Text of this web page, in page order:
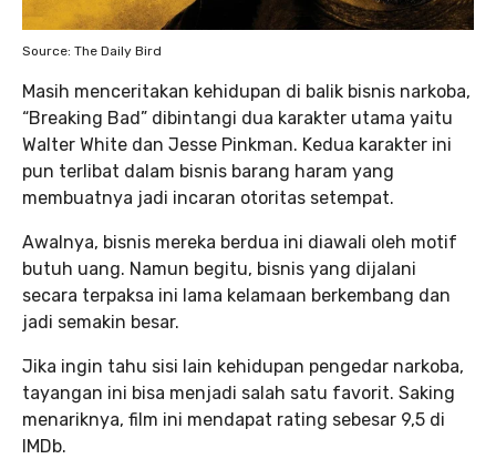
Source: The Daily Bird
Masih menceritakan kehidupan di balik bisnis narkoba,
“Breaking Bad” dibintangi dua karakter utama yaitu
Walter White dan Jesse Pinkman. Kedua karakter ini
pun terlibat dalam bisnis barang haram yang
membuatnya jadi incaran otoritas setempat.
Awalnya, bisnis mereka berdua ini diawali oleh motif
butuh uang. Namun begitu, bisnis yang dijalani
secara terpaksa ini lama kelamaan berkembang dan
jadi semakin besar.
Jika ingin tahu sisi lain kehidupan pengedar narkoba,
tayangan ini bisa menjadi salah satu favorit. Saking
menariknya, film ini mendapat rating sebesar 9,5 di
IMDb.